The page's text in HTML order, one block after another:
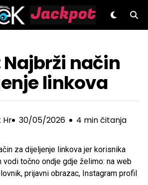
GeeK.hr
Najbrži način
linkova
Hr 30/05/2026 4 min čitanja
za dijeljenje linkova jer korisnika
vodi točno ondje gdje želimo: na web
prijavni obrazac, Instagram profil